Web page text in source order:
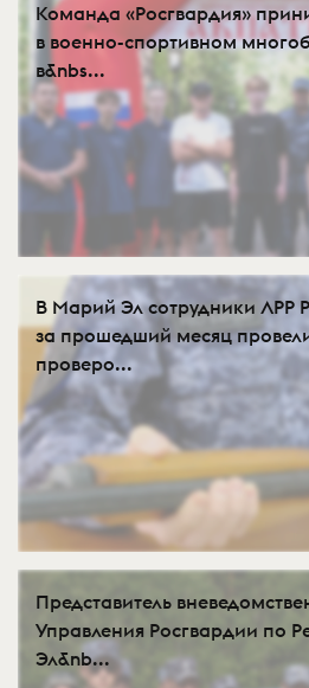
Команда «Росгвардия»
в военно-спортивном
в&nbs...
В Марий Эл сотрудники ЛРР
за прошедший месяц
проверо...
Представитель
Управления Росгвардии по
Эл&nb...